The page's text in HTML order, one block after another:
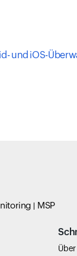
und iOS-
MSP
Über